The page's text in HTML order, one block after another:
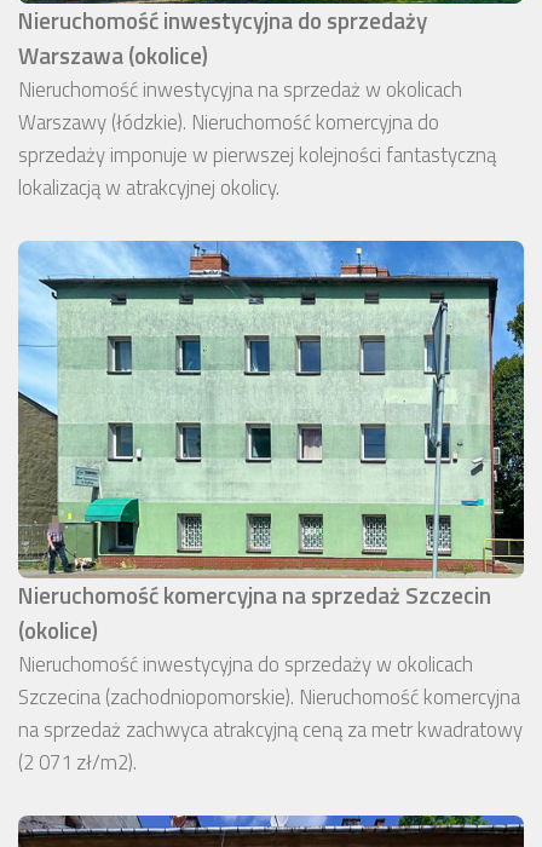
Nieruchomość inwestycyjna do sprzedaży
Warszawa (okolice)
Nieruchomość inwestycyjna na sprzedaż w okolicach
Warszawy (łódzkie). Nieruchomość komercyjna do
sprzedaży imponuje w pierwszej kolejności fantastyczną
lokalizacją w atrakcyjnej okolicy.
Nieruchomość komercyjna na sprzedaż Szczecin
(okolice)
Nieruchomość inwestycyjna do sprzedaży w okolicach
Szczecina (zachodniopomorskie). Nieruchomość komercyjna
na sprzedaż zachwyca atrakcyjną ceną za metr kwadratowy
(2 071 zł/m2).